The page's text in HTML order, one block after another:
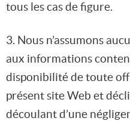
tous les cas de figure.
3. Nous n’assumons
aux informations
disponibilité de toute
présent site Web et
découlant d’une